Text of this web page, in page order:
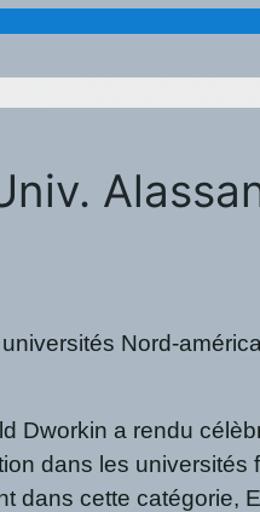
Nord-
a rendu
dans les
cette